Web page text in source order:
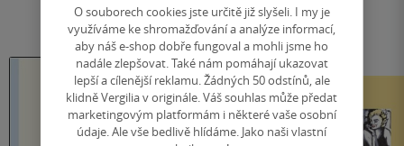
O souborech cookies jste určitě již slyšeli. I my je
využíváme ke shromažďování a analýze informací,
aby náš e-shop dobře fungoval a mohli jsme ho
nadále zlepšovat. Také nám pomáhají ukazovat
lepší a cílenější reklamu. Žádných 50 odstínů, ale
klidně Vergilia v originále. Váš souhlas může předat
marketingovým platformám i některé vaše osobní
údaje. Ale vše bedlivě hlídáme. Jako naši vlastní